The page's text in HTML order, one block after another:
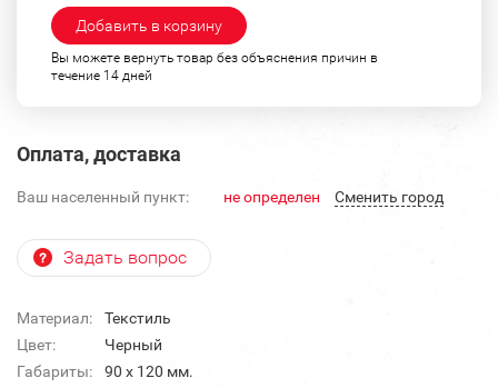
Добавить в корзину
Вы можете вернуть товар без объяснения причин в
течение 14 дней
Оплата, доставка
Ваш населенный пункт: не определен Cменить город
Задать вопрос
Материал:
Текстиль
Цвет:
Черный
Габариты:
90 х 120 мм.